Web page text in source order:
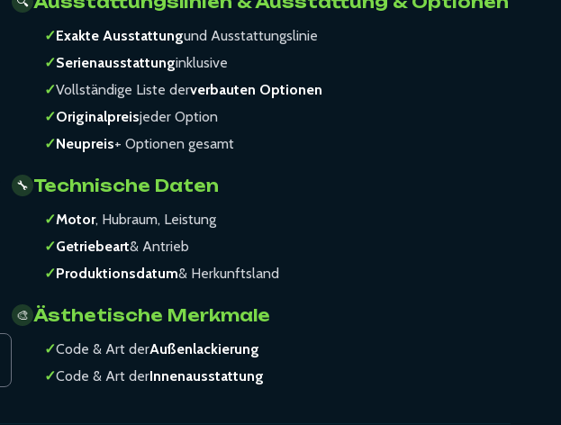
✓Exakte Ausstattungund Ausstattungslinie
✓Serienausstattunginklusive
✓Vollständige Liste derverbauten Optionen
✓Originalpreisjeder Option
✓Neupreis+ Optionen gesamt
🔧 Technische Daten
✓Motor, Hubraum, Leistung
✓Getriebeart& Antrieb
✓Produktionsdatum& Herkunftsland
🎨 Ästhetische Merkmale
✓Code & Art derAußenlackierung
✓Code & Art derInnenausstattung